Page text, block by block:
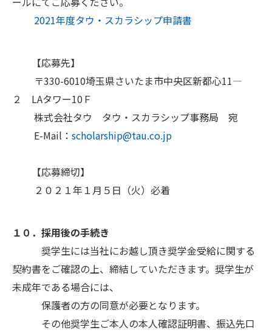
2021年度タウ・スカラシップ申請書
【応募先】
〒330-6010埼玉県さいたま市中央区新都心11―
２ LAタワー10Ｆ
株式会社タウ タウ・スカラシップ事務局 宛
E-Mail： scholarship@tau.co.jp
【応募締切】
２０２１年１月５日（火）必着
１０．採用後の手続き
奨学生には当社にお越し頂き奨学金受給に関する
契約書をご確認の上、締結していただきます。奨学生が
未成年である場合には、
保護者の方の同意が必要となります。
その他奨学生ご本人の本人確認証明書、振込先口